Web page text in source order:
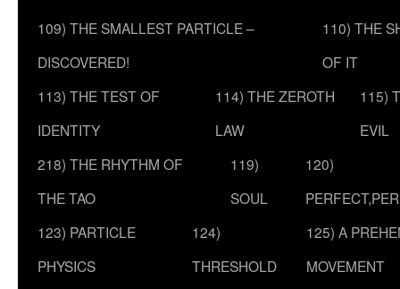
109) THE SMALLEST PARTICLE –
DISCOVERED!
110) THE
OF IT
113) THE TEST OF
IDENTITY
114) THE ZEROTH
LAW
115)
EVIL
218) THE RHYTHM OF
THE TAO
119)
SOUL
120)
123) PARTICLE
PHYSICS
124)
THRESHOLD
125) A
MOVEMENT